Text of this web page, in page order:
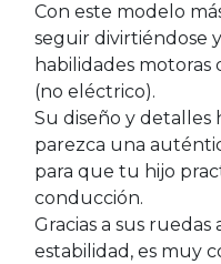
Con este modelo
seguir divirtiéndose
habilidades
(no eléctrico).
Su diseño y
parezca una
para que tu hijo
conducción.
Gracias a sus
estabilidad, es muy